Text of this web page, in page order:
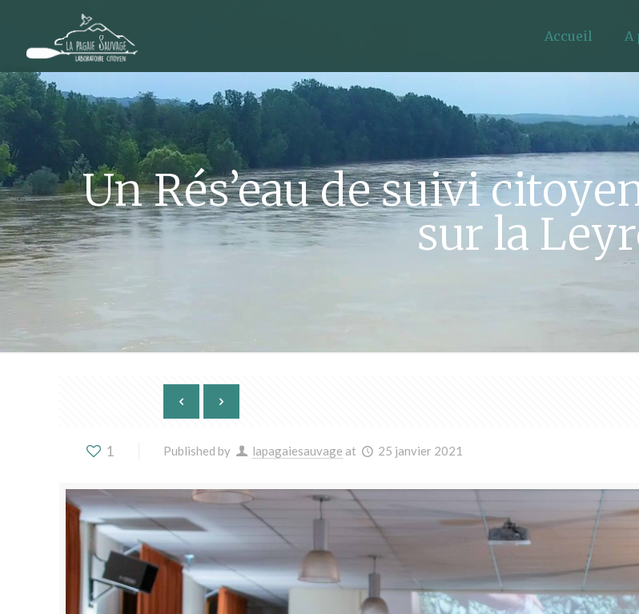
Accueil A
Un Rés’eau de suivi
sur la
1 Published by lapagaiesauvage at 25 janvier 2021